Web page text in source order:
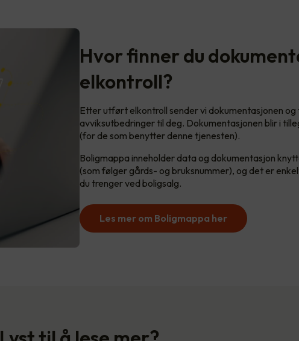
Hvor finner du
elkontroll?
Etter utført elkontroll sender vi dokumentasjonen og
avviksutbedringer til deg. Dokumentasjonen blir i
(for de som benytter denne tjenesten).
Boligmappa inneholder data og dokumentasjon
(som følger gårds- og bruksnummer), og det er
du trenger ved boligsalg.
Les mer om Boligmappa her